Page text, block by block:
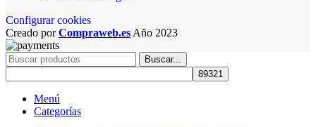
Configurar cookies
Creado porCompraweb.es Año 2023
Buscar...
Menú
Categorías